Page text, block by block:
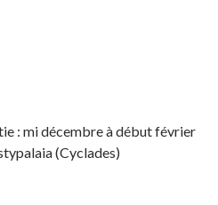
: mi décembre à début février
(Cyclades)